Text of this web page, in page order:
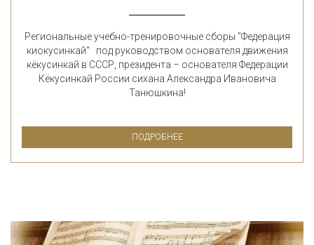
Региональные учебно-тренировочные сборы "Федерация
киокусинкай" под руководством основателя движения
кёкусинкай в СССР, президента – основателя Федерации
Кёкусинкай России сихана Александра Ивановича
Танюшкина!
ПОДРОБНЕЕ